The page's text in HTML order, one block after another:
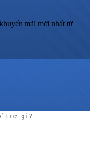
mãi mới nhất từ